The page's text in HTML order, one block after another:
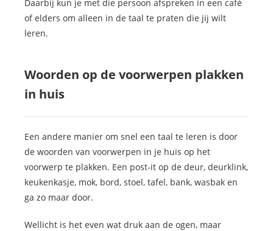
Daarbij kun je met die persoon afspreken in een café
of elders om alleen in de taal te praten die jij wilt
leren.
Woorden op de voorwerpen plakken
in huis
Een andere manier om snel een taal te leren is door
de woorden van voorwerpen in je huis op het
voorwerp te plakken. Een post-it op de deur, deurklink,
keukenkasje, mok, bord, stoel, tafel, bank, wasbak en
ga zo maar door.
Wellicht is het even wat druk aan de ogen, maar